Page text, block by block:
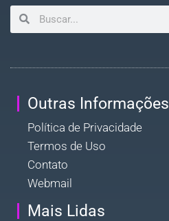
Outras Informações
Política de Privacidade
Termos de Uso
Contato
Webmail
Mais Lidas